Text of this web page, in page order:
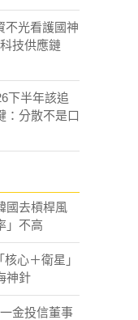
不光看護國神
技供應鏈
下半年該追
：分散不是口
國去槓桿風
」不高
心＋衛星」
神針
金投信董事